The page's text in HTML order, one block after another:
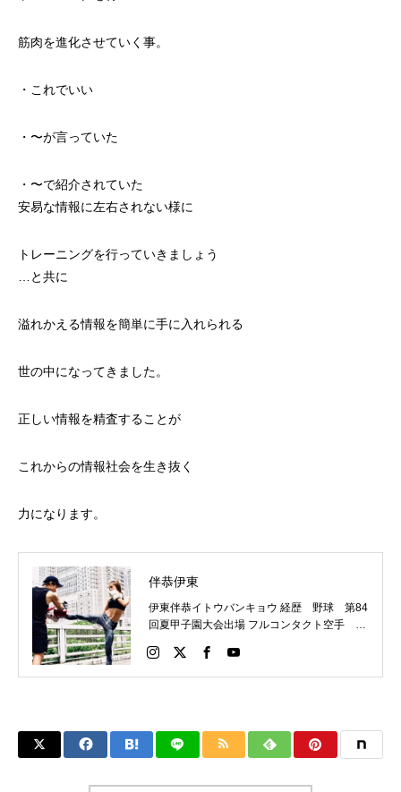
筋肉を進化させていく事。
・これでいい
・〜が言っていた
・〜で紹介されていた
安易な情報に左右されない様に
トレーニングを行っていきましょう
…と共に
溢れかえる情報を簡単に手に入れられる
世の中になってきました。
正しい情報を精査することが
これからの情報社会を生き抜く
力になります。
伴恭伊東
伊東伴恭イトウバンキョウ 経歴 野球 第84
回夏甲子園大会出場 フルコンタクト空手 日
パーライト級新人王 FOKウェルター級王者
WMCライト級日本王者 トレーニング依頼は